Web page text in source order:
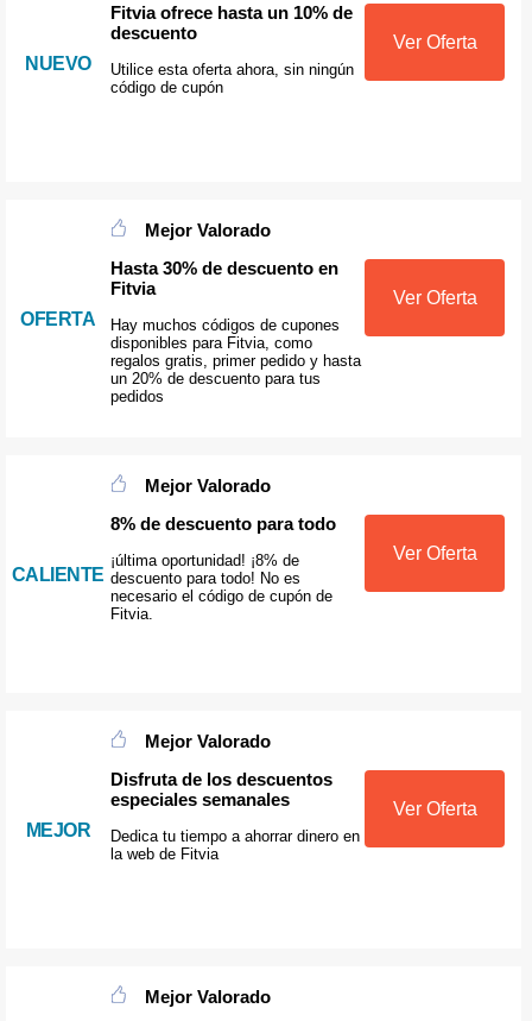
NUEVO
Fitvia ofrece hasta un 10% de
descuento
Utilice esta oferta ahora, sin ningún
código de cupón
Ver Oferta
OFERTA
Mejor Valorado
Hasta 30% de descuento en
Fitvia
Hay muchos códigos de cupones
disponibles para Fitvia, como
regalos gratis, primer pedido y hasta
un 20% de descuento para tus
pedidos
Ver Oferta
CALIENTE
Mejor Valorado
8% de descuento para todo
¡última oportunidad! ¡8% de
descuento para todo! No es
necesario el código de cupón de
Fitvia.
Ver Oferta
MEJOR
Mejor Valorado
Disfruta de los descuentos
especiales semanales
Dedica tu tiempo a ahorrar dinero en
la web de Fitvia
Ver Oferta
Mejor Valorado